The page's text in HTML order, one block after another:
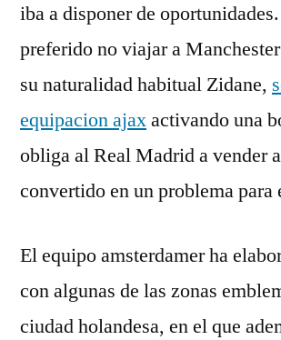
iba a disponer de
preferido no viajar a
su naturalidad habitual Zidane,
equipacion ajaxactivando una
obliga al Real Madrid a vender
convertido en un problema para
El equipo amsterdamer ha
con algunas de las zonas
ciudad holandesa, en el que